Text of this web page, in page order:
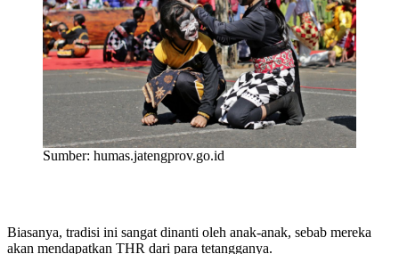
Sumber: humas.jatengprov.go.id
Biasanya, tradisi ini sangat dinanti oleh anak-anak, sebab mereka
akan mendapatkan THR dari para tetangganya.